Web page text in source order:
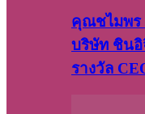
คุณชไมพร​
บริษัท​ ชินอิ
รางวัล